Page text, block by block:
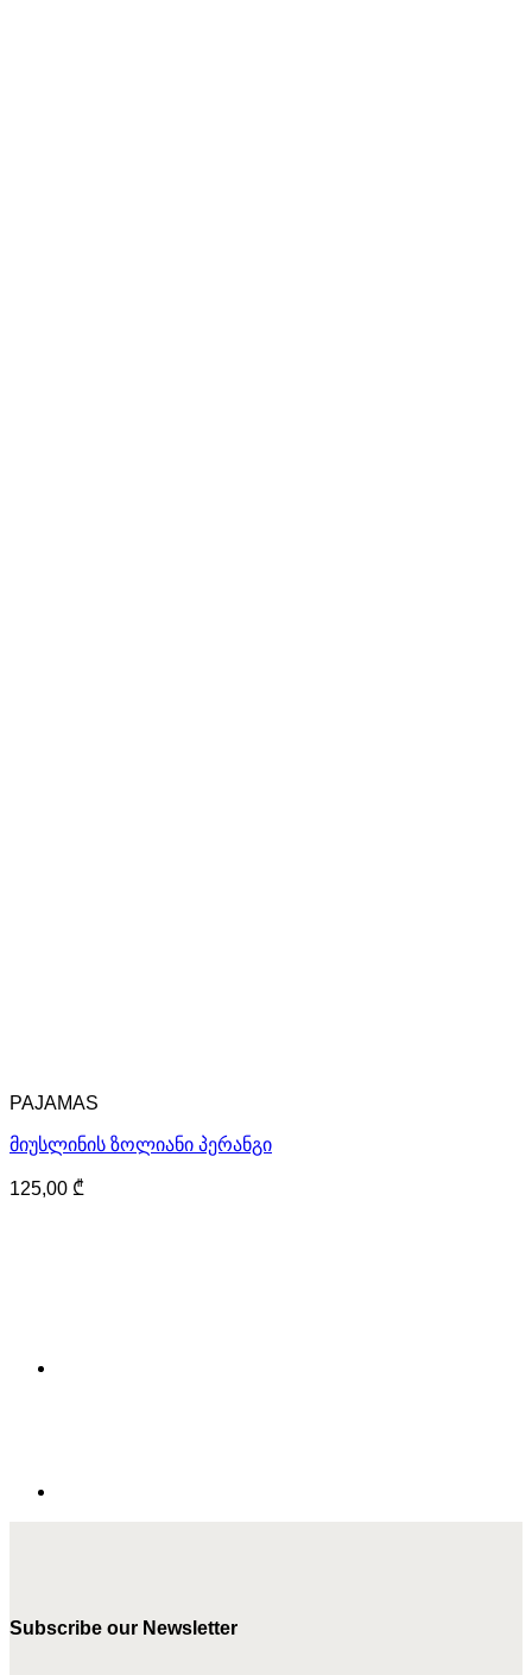
PAJAMAS
მიუსლინის ზოლიანი პერანგი
125,00 ₾
Subscribe our Newsletter